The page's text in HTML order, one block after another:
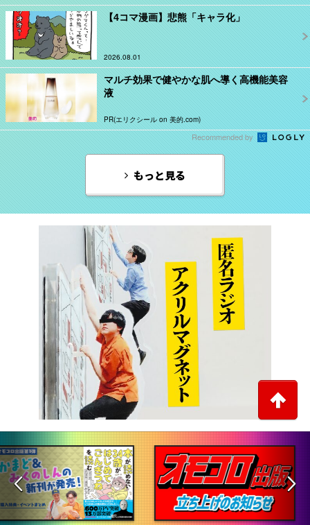
【4コマ漫画】悲熊「キャラ化」
2026.08.01
マルチ効果で健やかな肌へ導く高機能美容
液
PR(エリクシール on 美的.com)
Recommended by
もっと見る